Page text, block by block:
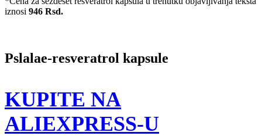
iznosi 946 Rsd.
Pslalae-resveratrol kapsule
KUPITE NA
ALIEXPRESS-U